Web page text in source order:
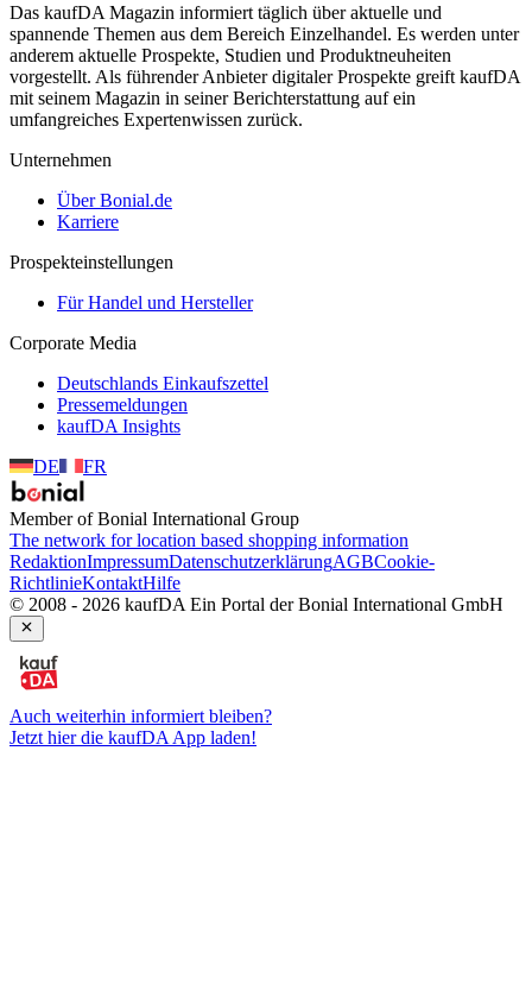
Das kaufDA Magazin informiert täglich über aktuelle und
spannende Themen aus dem Bereich Einzelhandel. Es werden unter
anderem aktuelle Prospekte, Studien und Produktneuheiten
vorgestellt. Als führender Anbieter digitaler Prospekte greift kaufDA
mit seinem Magazin in seiner Berichterstattung auf ein
umfangreiches Expertenwissen zurück.
Unternehmen
Über Bonial.de
Karriere
Prospekteinstellungen
Für Handel und Hersteller
Corporate Media
Deutschlands Einkaufszettel
Pressemeldungen
kaufDA Insights
DE
FR
Member of Bonial International Group
The network for location based shopping information
RedaktionImpressumDatenschutzerklärungAGBCookie-
RichtlinieKontaktHilfe
© 2008 - 2026 kaufDA Ein Portal der Bonial International GmbH
Auch weiterhin informiert bleiben?
Jetzt hier die kaufDA App laden!